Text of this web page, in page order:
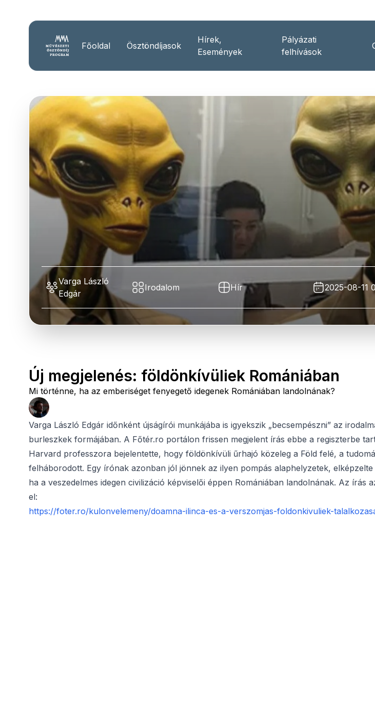
Főoldal Ösztöndíjasok
Hírek,
Események
Pályázati
felhívások
Varga László
Edgár
Irodalom Hír 2025-08-11
Új megjelenés: földönkívüliek Romániában
Mi történne, ha az emberiséget fenyegető idegenek Romániában landolnának?
Varga László Edgár időnként újságírói munkájába is igyekszik „becsempészni” az
burleszkek formájában. A Főtér.ro portálon frissen megjelent írás ebbe a regiszterbe
Harvard professzora bejelentette, hogy földönkívüli űrhajó közeleg a Föld felé, a
felháborodott. Egy írónak azonban jól jönnek az ilyen pompás alaphelyzetek,
ha a veszedelmes idegen civilizáció képviselői éppen Romániában landolnának. Az írás
el:
https://foter.ro/kulonvelemeny/doamna-ilinca-es-a-verszomjas-foldonkivuliek-